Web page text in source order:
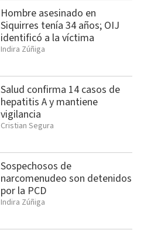
Hombre asesinado en
Siquirres tenía 34 años; OIJ
identificó a la víctima
Indira Zúñiga
Salud confirma 14 casos de
hepatitis A y mantiene
vigilancia
Cristian Segura
Sospechosos de
narcomenudeo son detenidos
por la PCD
Indira Zúñiga